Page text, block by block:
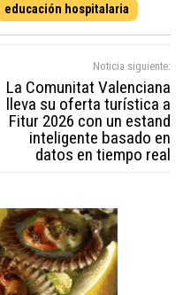
educación hospitalaria
Noticia siguiente:
La Comunitat Valenciana
lleva su oferta turística a
Fitur 2026 con un estand
inteligente basado en
datos en tiempo real